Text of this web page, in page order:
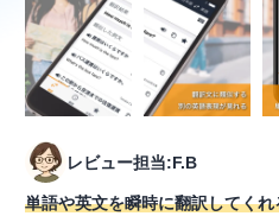
レビュー担当:F.B
単語や英文を瞬時に翻訳してく